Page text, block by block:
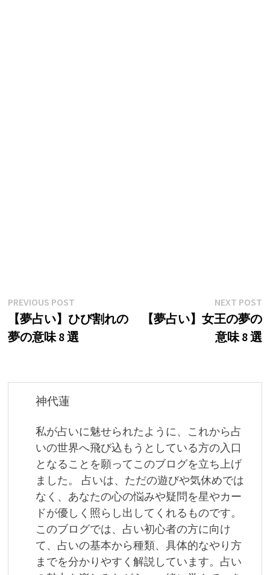
投
稿
ナ
PREVIOUS POSTPrevious
post:
【夢占い】ひび割れの
夢の意味 8 選
NEXT POST
【夢占い】女王の夢の
意味 8 選
神代蓮
私が占いに魅せられたように、これから占
いの世界へ飛び込もうとしている方の入口
となることを願ってこのブログを立ち上げ
ました。 占いは、ただの遊びや気休めでは
なく、あなたの心の悩みや疑問を星やカー
ドが優しく照らし出してくれるものです。
このブログでは、占い初心者の方に向け
て、占いの基本から種類、具体的なやり方
までを分かりやすく解説しています。占い